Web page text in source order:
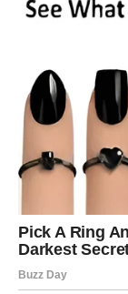
Neko konačno
Poruka
Prihvatite
Vrijeme
Pred vama su